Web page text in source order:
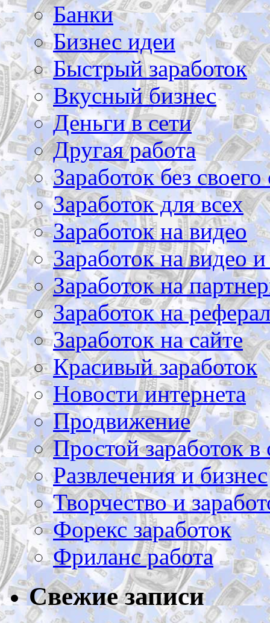
Банки
Бизнес идеи
Быстрый заработок
Вкусный бизнес
Деньги в сети
Другая работа
Заработок без своего
Заработок для всех
Заработок на видео
Заработок на видео
Заработок на
Заработок на
Заработок на сайте
Красивый заработок
Новости интернета
Продвижение
Простой заработок в
Развлечения и бизнес
Творчество и
Форекс заработок
Фриланс работа
Свежие записи